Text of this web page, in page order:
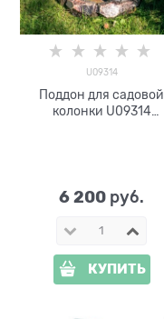
U09314
Поддон для садовой
колонки U09314
6 200 руб.
КУПИТЬ